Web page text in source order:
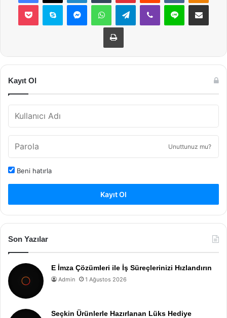
Pocket Skype MessengerWhatsAppTelegramViber Line E-Posta ile
Yazdır
Kayıt Ol
Unuttunuz mu?
Beni hatırla
Kayıt Ol
Son Yazılar
E İmza Çözümleri ile İş Süreçlerinizi Hızlandırın
Admin 1 Ağustos 2026
Seçkin Ürünlerle Hazırlanan Lüks Hediye